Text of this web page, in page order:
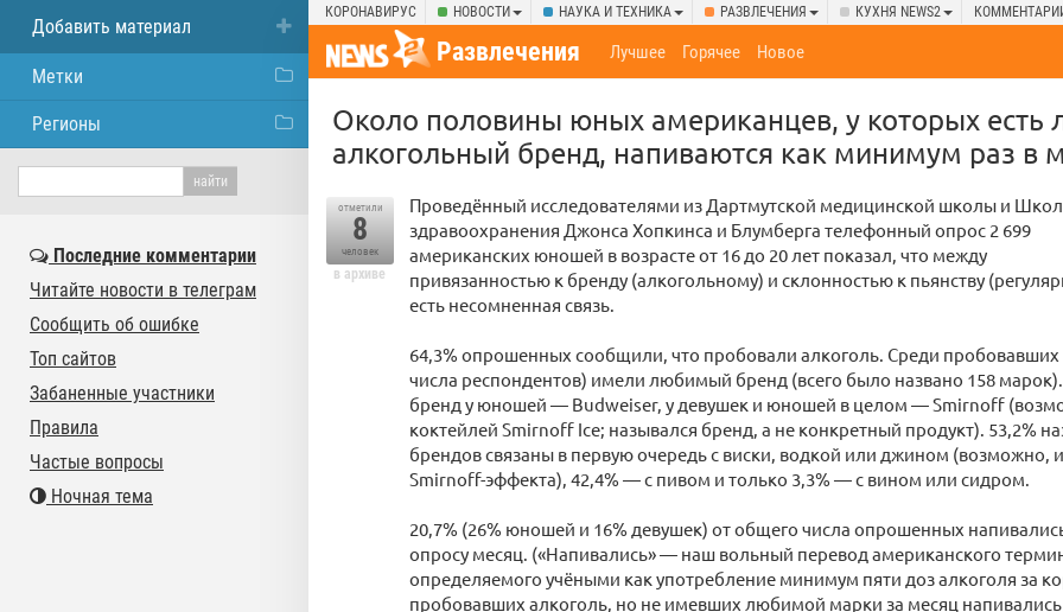
КОРОНАВИРУС НОВОСТИ НАУКА И ТЕХНИКА РАЗВЛЕЧЕНИЯ КУХНЯ NEWS2
Развлечения Лучшее Горячее Новое
Около половины юных американцев, у которых
алкогольный бренд, напиваются как минимум раз в
отметили
8
человек
в архиве
Проведённый исследователями из Дартмутской медицинской школы и
здравоохранения Джонса Хопкинса и Блумберга телефонный опрос 2 699
американских юношей в возрасте от 16 до 20 лет показал, что между
привязанностью к бренду (алкогольному) и склонностью к пьянству
есть несомненная связь.
64,3% опрошенных сообщили, что пробовали алкоголь. Среди пробовавших
числа респондентов) имели любимый бренд (всего было названо 158
бренд у юношей — Budweiser, у девушек и юношей в целом — Smirnoff
коктейлей Smirnoff Ice; назывался бренд, а не конкретный продукт). 53,2%
брендов связаны в первую очередь с виски, водкой или джином (возможно,
Smirnoff-эффекта), 42,4% — с пивом и только 3,3% — с вином или сидром.
20,7% (26% юношей и 16% девушек) от общего числа опрошенных
опросу месяц. («Напивались» — наш вольный перевод американского
определяемого учёными как употребление минимум пяти доз алкоголя за
пробовавших алкоголь, но не имевших любимой марки за месяц напивались
Добавить материал
Метки
Регионы
Последние комментарии
Читайте новости в телеграм
Сообщить об ошибке
Топ сайтов
Забаненные участники
Правила
Частые вопросы
Ночная тема